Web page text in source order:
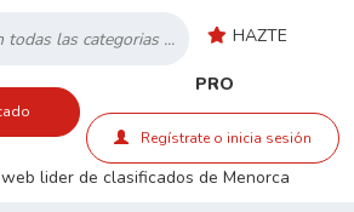
HAZTE
PRO
Regístrate o inicia sesión
lider de clasificados de Menorca